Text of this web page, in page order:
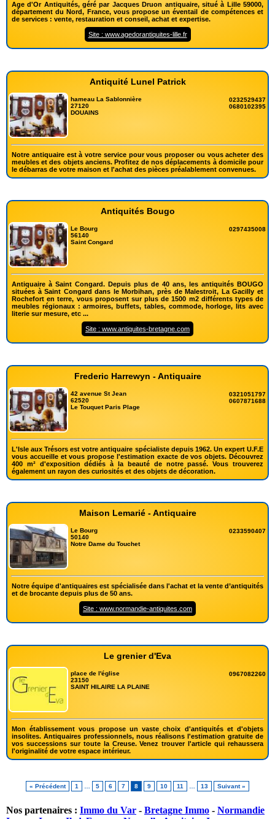
Age d'Or Antiquités, géré par Jacques Druon antiquaire, situé à Lille 59000,
département du Nord, France, vous propose un éventail de compétences et
de services : vente, restauration et conseil, achat et expertise.
Site : www.agedorantiquites-lille.fr
Antiquité Lunel Patrick
hameau La Sablonnière
27120
DOUAINS
0232529437
0680102395
Notre antiquaire est à votre service pour vous proposer ou vous acheter des
meubles et des objets anciens. Profitez de nos déplacements à domicile pour
le débarras de votre maison et l'achat des pièces préalablement convenues.
Antiquités Bougo
Le Bourg
56140
Saint Congard
0297435008
Antiquaire à Saint Congard. Depuis plus de 40 ans, les antiquités BOUGO
situées à Saint Congard dans le Morbihan, près de Malestroit, La Gacilly et
Rochefort en terre, vous proposent sur plus de 1500 m2 différents types de
meubles régionaux : armoires, buffets, tables, commode, horloge, lits avec
literie sur mesure, etc ...
Site : www.antiquites-bretagne.com
Frederic Harrewyn - Antiquaire
42 avenue St Jean
62520
Le Touquet Paris Plage
0321051797
0607871688
L'Isle aux Trésors est votre antiquaire spécialiste depuis 1962. Un expert U.F.E
vous accueille et vous propose l'estimation exacte de vos objets. Découvrez
400 m² d'exposition dédiés à la beauté de notre passé. Vous trouverez
également un rayon des curiosités et des objets de décoration.
Maison Lemarié - Antiquaire
Le Bourg
50140
Notre Dame du Touchet
0233590407
Notre équipe d'antiquaires est spécialisée dans l'achat et la vente d’antiquités
et de brocante depuis plus de 50 ans.
Site : www.normandie-antiquites.com
Le grenier d'Eva
place de l'église
23150
SAINT HILAIRE LA PLAINE
0967082260
Mon établissement vous propose un vaste choix d'antiquités et d'objets
insolites. Antiquaires professionnels, nous réalisons l'estimation gratuite de
vos successions sur toute la Creuse. Venez trouver l'article qui rehaussera
l'originalité de votre espace intérieur.
« Précédent 1 5 6 7 8 9 10 11 13 Suivant »
Nos partenaires : Immo du Var - Bretagne Immo - Normandie